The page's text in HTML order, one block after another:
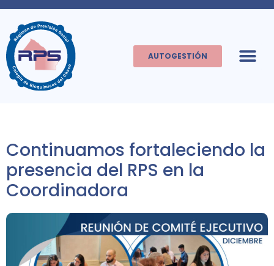
AUTOGESTIÓN
Continuamos fortaleciendo la
presencia del RPS en la
Coordinadora